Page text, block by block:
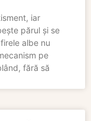
iar
părul și se
albe nu
pe
fără să